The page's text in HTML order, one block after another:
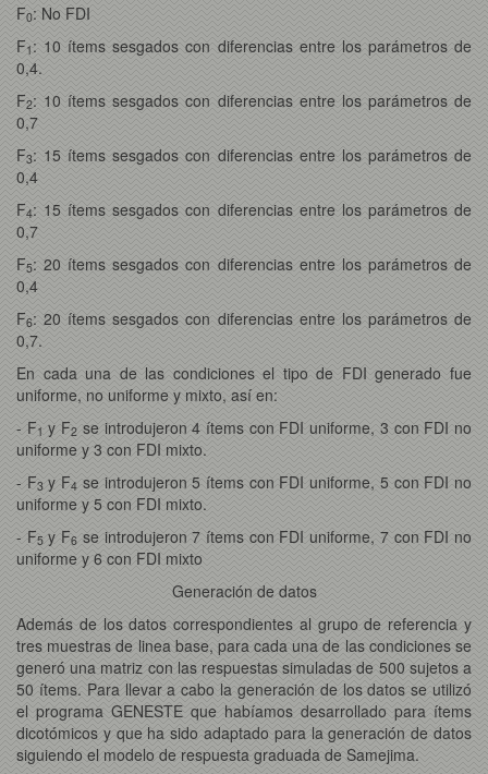
F0: No FDI
F1 : 10 ítems sesgados con diferencias entre los parámetros de
0,4.
F2: 10 ítems sesgados con diferencias entre los parámetros de
0,7
F3: 15 ítems sesgados con diferencias entre los parámetros de
0,4
F4: 15 ítems sesgados con diferencias entre los parámetros de
0,7
F5: 20 ítems sesgados con diferencias entre los parámetros de
0,4
F6: 20 ítems sesgados con diferencias entre los parámetros de
0,7.
En cada una de las condiciones el tipo de FDI generado fue
uniforme, no uniforme y mixto, así en:
- F1 y F2 se introdujeron 4 ítems con FDI uniforme, 3 con FDI no
uniforme y 3 con FDI mixto.
- F3 y F4 se introdujeron 5 ítems con FDI uniforme, 5 con FDI no
uniforme y 5 con FDI mixto.
- F5y F6 se introdujeron 7 ítems con FDI uniforme, 7 con FDI no
uniforme y 6 con FDI mixto
Generación de datos
Además de los datos correspondientes al grupo de referencia y
tres muestras de linea base, para cada una de las condiciones se
generó una matriz con las respuestas simuladas de 500 sujetos a
50 ítems. Para llevar a cabo la generación de los datos se utilizó
el programa GENESTE que habíamos desarrollado para ítems
dicotómicos y que ha sido adaptado para la generación de datos
siguiendo el modelo de respuesta graduada de Samejima.